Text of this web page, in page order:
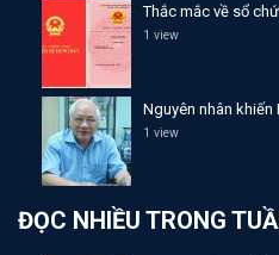
Thắc mắc về sổ
1 view
Nguyên nhân khiến
1 view
ĐỌC NHIỀU TRONG